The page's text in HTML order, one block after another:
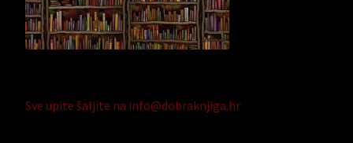
Sve upite šaljite na info@dobraknjiga.hr